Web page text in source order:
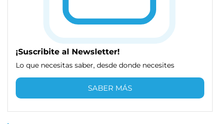
¡Suscribite al Newsletter!
Lo que necesitas saber, desde donde necesites
SABER MÁS